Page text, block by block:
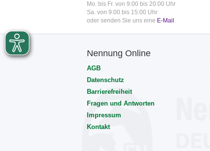
Mo. bis Fr. von 9:00 bis 20:00 Uhr
Sa. von 9:00 bis 15:00 Uhr
oder senden Sie uns eine E-Mail .
Nennung Online
AGB
Datenschutz
Barrierefreiheit
Fragen und Antworten
Impressum
Kontakt